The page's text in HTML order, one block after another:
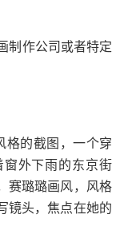
制作公司或者特定
格的截图，一个穿
外下雨的东京街
赛璐璐画风，风格
镜头，焦点在她的